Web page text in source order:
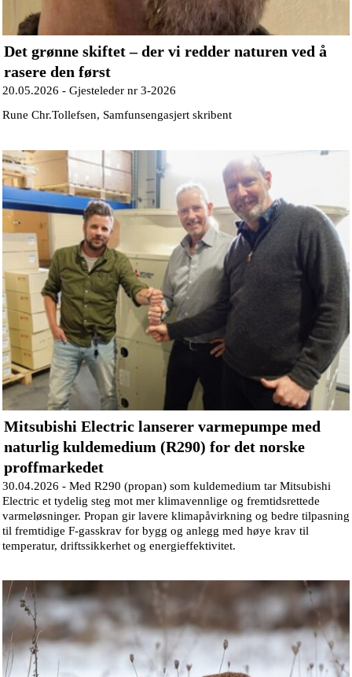
Det grønne skiftet – der vi redder naturen ved å
rasere den først
20.05.2026 - Gjesteleder nr 3-2026
Rune Chr.Tollefsen, Samfunsengasjert skribent
Mitsubishi Electric lanserer varmepumpe med
naturlig kuldemedium (R290) for det norske
proffmarkedet
30.04.2026 - Med R290 (propan) som kuldemedium tar Mitsubishi
Electric et tydelig steg mot mer klimavennlige og fremtidsrettede
varmeløsninger. Propan gir lavere klimapåvirkning og bedre tilpasning
til fremtidige F-gasskrav for bygg og anlegg med høye krav til
temperatur, driftssikkerhet og energieffektivitet.